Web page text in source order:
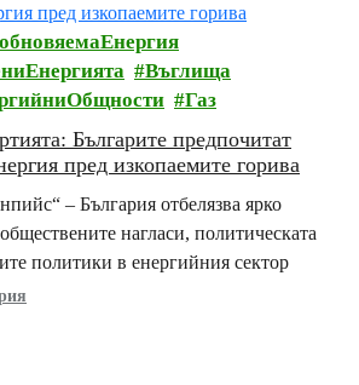
Въглища
Газ
Българите предпочитат
пред изкопаемите горива
– България отбелязва ярко
нагласи, политическата
политики в енергийния сектор